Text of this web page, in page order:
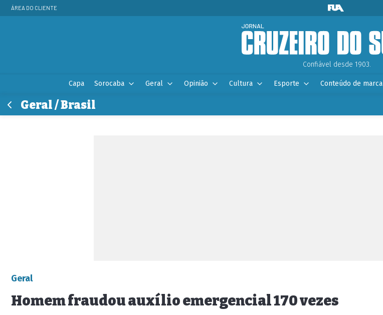
ÁREA DO CLIENTE
Confiável desde 1903.
Capa Sorocaba Geral Opinião Cultura Esporte Conteúdo de marca
Geral / Brasil
Geral
Homem fraudou auxílio emergencial 170 vezes